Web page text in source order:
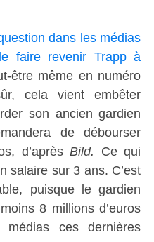
dans les médias
faire revenir Trapp à
être même en numéro
cela vient embêter
son ancien gardien
de débourser
d’aprèsBild. Ce qui
salaire sur 3 ans. C’est
puisque le gardien
8 millions d’euros
ces dernières